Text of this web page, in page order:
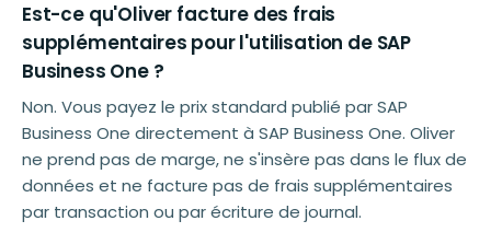
Est-ce qu'Oliver facture des frais
supplémentaires pour l'utilisation de SAP
Business One ?
Non. Vous payez le prix standard publié par SAP
Business One directement à SAP Business One. Oliver
ne prend pas de marge, ne s'insère pas dans le flux de
données et ne facture pas de frais supplémentaires
par transaction ou par écriture de journal.